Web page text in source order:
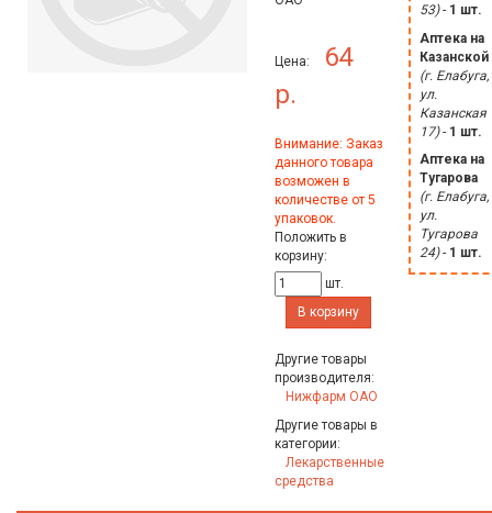
Цена:
64
р.
Внимание: Заказ
данного товара
возможен в
количестве от 5
упаковок.
Положить в
корзину:
шт.
В корзину
Другие товары
производителя:
Нижфарм ОАО
Другие товары в
категории:
Лекарственные
средства
53)- 1 шт.
Аптека на
Казанской
(г. Елабуга,
ул.
Казанская
17)- 1 шт.
Аптека на
Тугарова
(г. Елабуга,
ул.
Тугарова
24)- 1 шт.